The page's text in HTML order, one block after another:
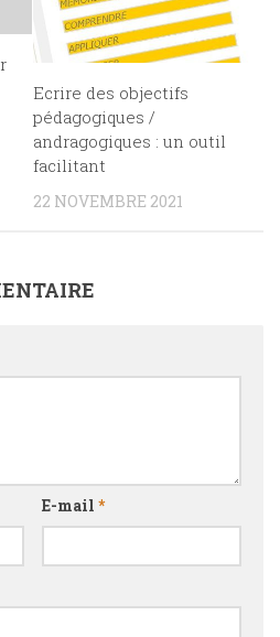
Ecrire des objectifs
pédagogiques /
andragogiques : un outil
facilitant
22 NOVEMBRE 2021
E-mail *